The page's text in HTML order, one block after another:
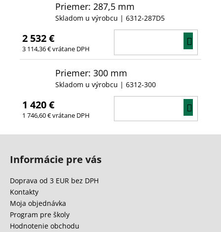
Priemer: 287,5 mm
Skladom u výrobcu | 6312-287D5
2 532 €
3 114,36 € vrátane DPH
Priemer: 300 mm
Skladom u výrobcu | 6312-300
1 420 €
1 746,60 € vrátane DPH
Informácie pre vás
Doprava od 3 EUR bez DPH
Kontakty
Moja objednávka
Program pre školy
Hodnotenie obchodu